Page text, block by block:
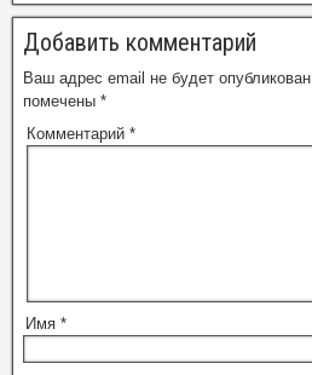
Добавить комментарий
Ваш адрес email не будет
помечены *
Комментарий *
Имя *